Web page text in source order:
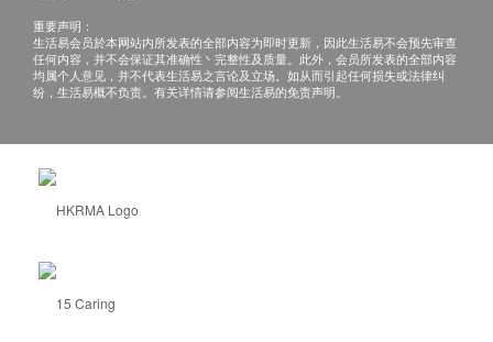
重要声明：
生活易会员於本网站内所发表的全部内容为即时更新，因此生活易不会预先审查
任何内容，并不会保证其准确性丶完整性及质量。此外，会员所发表的全部内容
均属个人意见，并不代表生活易之言论及立场。如从而引起任何损失或法律纠
纷，生活易概不负责。有关详情请参阅生活易的免责声明。